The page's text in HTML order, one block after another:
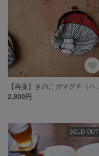
2,800円
SOLD OUT